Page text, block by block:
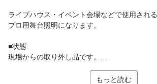
ライブハウス・イベント会場などで使用される
プロ用舞台照明になります。
■状態
現場からの取り外し品です。...
もっと読む